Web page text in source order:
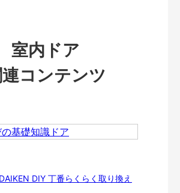
室内ドア
連コンテンツ